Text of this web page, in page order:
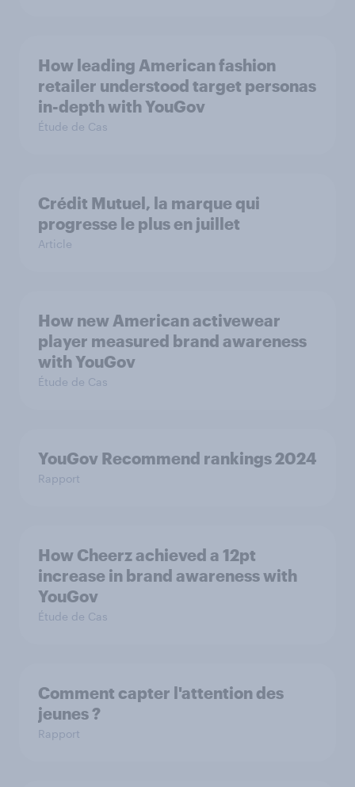
How leading American fashion
retailer understood target personas
in-depth with YouGov
Étude de Cas
Crédit Mutuel, la marque qui
progresse le plus en juillet
Article
How new American activewear
player measured brand awareness
with YouGov
Étude de Cas
YouGov Recommend rankings 2024
Rapport
How Cheerz achieved a 12pt
increase in brand awareness with
YouGov
Étude de Cas
Comment capter l'attention des
jeunes ?
Rapport